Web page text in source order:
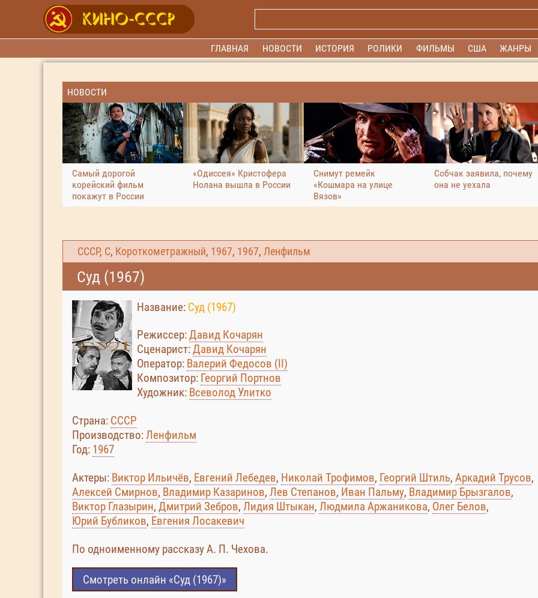
ГЛАВНАЯ НОВОСТИ ИСТОРИЯ РОЛИКИ ФИЛЬМЫ США ЖАНРЫ
НОВОСТИ
Самый дорогой
корейский фильм
покажут в России
«Одиссея» Кристофера
Нолана вышла в России
Снимут ремейк
«Кошмара на улице
Вязов»
Собчак заявила, почему
она не уехала
СССР, С, Короткометражный, 1967, 1967, Ленфильм
Суд (1967)
Название: Суд (1967)
Режиссер:Давид Кочарян
Сценарист:Давид Кочарян
Оператор: Валерий Федосов (II)
Композитор: Георгий Портнов
Художник: Всеволод Улитко
Страна: СССР
Производство:Ленфильм
Год: 1967
Актеры: Виктор Ильичёв, Евгений Лебедев, Николай Трофимов, Георгий Штиль, Аркадий Трусов,
Алексей Смирнов, Владимир Казаринов, Лев Степанов, Иван Пальму, Владимир Брызгалов,
Виктор Глазырин, Дмитрий Зебров, Лидия Штыкан, Людмила Аржаникова, Олег Белов,
Юрий Бубликов, Евгения Лосакевич
По одноименному рассказу А. П. Чехова.
Смотреть онлайн «Суд (1967)»